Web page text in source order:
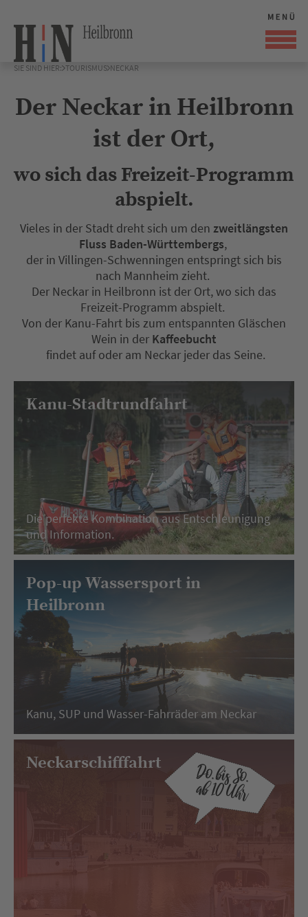
SIE SIND HIER: TOURISMUS NECKAR
Der Neckar in Heilbronn
ist der Ort,
wo sich das Freizeit-Programm
abspielt.
Vieles in der Stadt dreht sich um den zweitlängsten
Fluss Baden-Württembergs,
der in Villingen-Schwenningen entspringt sich bis
nach Mannheim zieht.
Der Neckar in Heilbronn ist der Ort, wo sich das
Freizeit-Programm abspielt.
Von der Kanu-Fahrt bis zum entspannten Gläschen
Wein in der Kaffeebucht
findet auf oder am Neckar jeder das Seine.
Kanu-Stadtrundfahrt
Die perfekte Kombination aus Entschleunigung
und Information.
Pop-up Wassersport in
Heilbronn
Kanu, SUP und Wasser-Fahrräder am Neckar
Neckarschifffahrt Do. bis So.
ab 10 Uhr